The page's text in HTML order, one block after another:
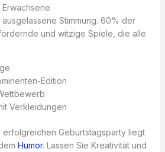
Stimmung. 60% der
und witzige Spiele, die alle
Edition
Verkleidungen
erfolgreichen Geburtstagsparty liegt
Humor. Lassen Sie Kreativität und